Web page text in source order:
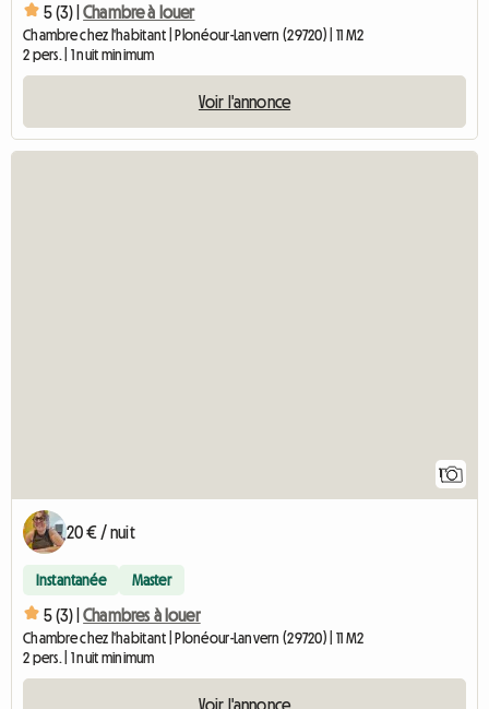
5 (3) | Chambre à louer
Chambre chez l'habitant | Plonéour-Lanvern (29720) | 11 M2
2 pers. | 1 nuit minimum
Voir l'annonce
1
20 € / nuit
Instantanée Master
5 (3) | Chambres à louer
Chambre chez l'habitant | Plonéour-Lanvern (29720) | 11 M2
2 pers. | 1 nuit minimum
Voir l'annonce